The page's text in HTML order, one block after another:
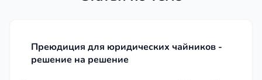
медицинские справки, справки с работы,
командировочные документы при ссылке
Преюдиция для юридических чайников -
решение на решение